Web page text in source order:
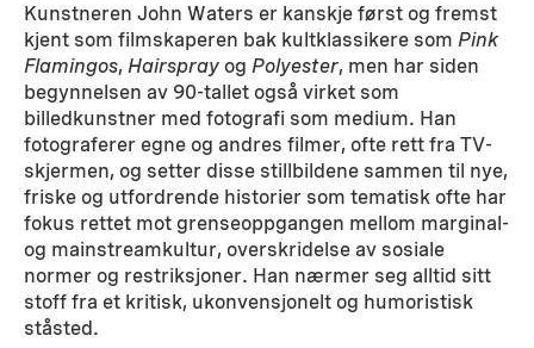
Kunstneren John Waters er kanskje først og fremst
kjent som filmskaperen bak kultklassikere somPink
Flamingos,Hairspray ogPolyester, men har siden
begynnelsen av 90-tallet også virket som
billedkunstner med fotografi som medium. Han
fotograferer egne og andres filmer, ofte rett fra TV-
skjermen, og setter disse stillbildene sammen til nye,
friske og utfordrende historier som tematisk ofte har
fokus rettet mot grenseoppgangen mellom marginal-
og mainstreamkultur, overskridelse av sosiale
normer og restriksjoner. Han nærmer seg alltid sitt
stoff fra et kritisk, ukonvensjonelt og humoristisk
ståsted.